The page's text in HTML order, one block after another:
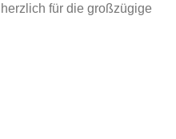
für die großzügige